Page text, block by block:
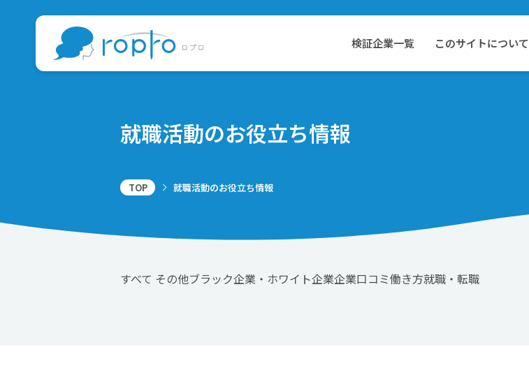
検証企業一覧 このサイトについて
就職活動のお役立ち情報
TOP 就職活動のお役立ち情報
すべて その他ブラック企業・ホワイト企業企業口コミ働き方就職・転職